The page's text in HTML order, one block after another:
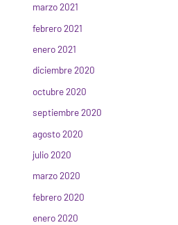
marzo 2021
febrero 2021
enero 2021
diciembre 2020
octubre 2020
septiembre 2020
agosto 2020
julio 2020
marzo 2020
febrero 2020
enero 2020